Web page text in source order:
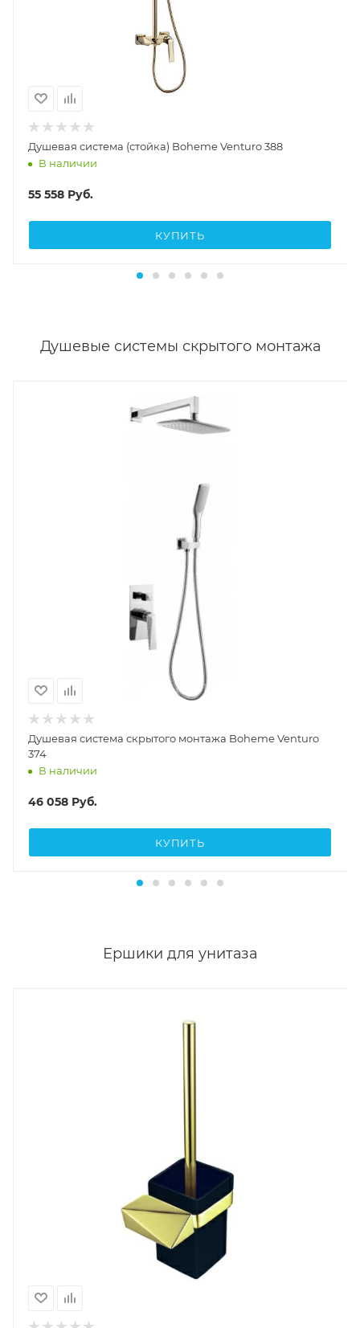
Душевая система (стойка) Boheme Venturo 388
В наличии
55 558 Руб.
КУПИТЬ
Душевые системы скрытого монтажа
Душевая система скрытого монтажа Boheme Venturo
374
В наличии
46 058 Руб.
КУПИТЬ
Ершики для унитаза